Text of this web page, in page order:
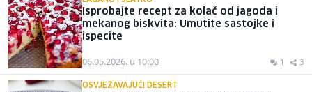
Isprobajte recept za kolač od jagoda i
mekanog biskvita: Umutite sastojke i
ispecite
06.05.2026. u 10:00 1 3
OSVJEŽAVAJUĆI DESERT